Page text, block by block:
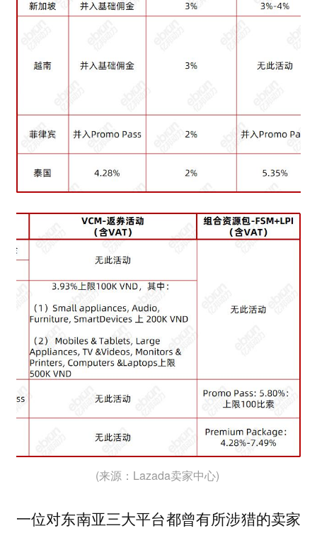
(来源：Lazada卖家中心)
一位对东南亚三大平台都曾有所涉猎的卖家